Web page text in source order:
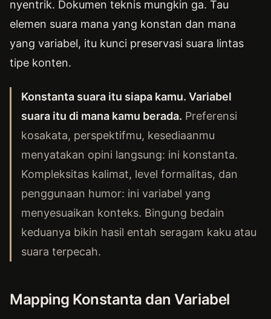
nyentrik. Dokumen teknis mungkin ga. Tau
elemen suara mana yang konstan dan mana
yang variabel, itu kunci preservasi suara lintas
tipe konten.
Konstanta suara itu siapa kamu. Variabel
suara itu di mana kamu berada. Preferensi
kosakata, perspektifmu, kesediaanmu
menyatakan opini langsung: ini konstanta.
Kompleksitas kalimat, level formalitas, dan
penggunaan humor: ini variabel yang
menyesuaikan konteks. Bingung bedain
keduanya bikin hasil entah seragam kaku atau
suara terpecah.
Mapping Konstanta dan Variabel